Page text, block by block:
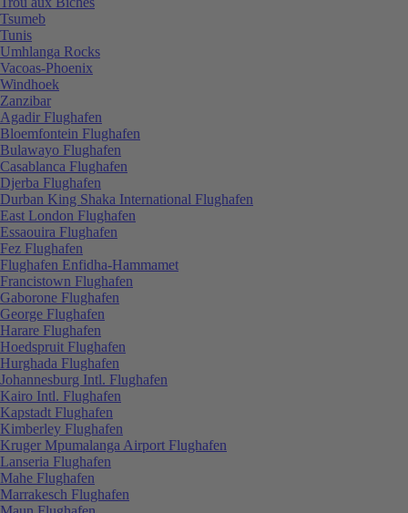
Tsumeb
Tunis
Umhlanga Rocks
Vacoas-Phoenix
Windhoek
Zanzibar
Agadir Flughafen
Bloemfontein Flughafen
Bulawayo Flughafen
Casablanca Flughafen
Djerba Flughafen
Durban King Shaka International Flughafen
East London Flughafen
Essaouira Flughafen
Fez Flughafen
Flughafen Enfidha-Hammamet
Francistown Flughafen
Gaborone Flughafen
George Flughafen
Harare Flughafen
Hoedspruit Flughafen
Hurghada Flughafen
Johannesburg Intl. Flughafen
Kairo Intl. Flughafen
Kapstadt Flughafen
Kimberley Flughafen
Kruger Mpumalanga Airport Flughafen
Lanseria Flughafen
Mahe Flughafen
Marrakesch Flughafen